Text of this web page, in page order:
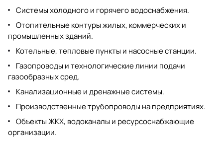
Системы холодного и горячего водоснабжения.
Отопительные контуры жилых, коммерческих и
промышленных зданий.
Котельные, тепловые пункты и насосные станции.
Газопроводы и технологические линии подачи
газообразных сред.
Канализационные и дренажные системы.
Производственные трубопроводы на предприятиях.
Объекты ЖКХ, водоканалы и ресурсоснабжающие
организации.